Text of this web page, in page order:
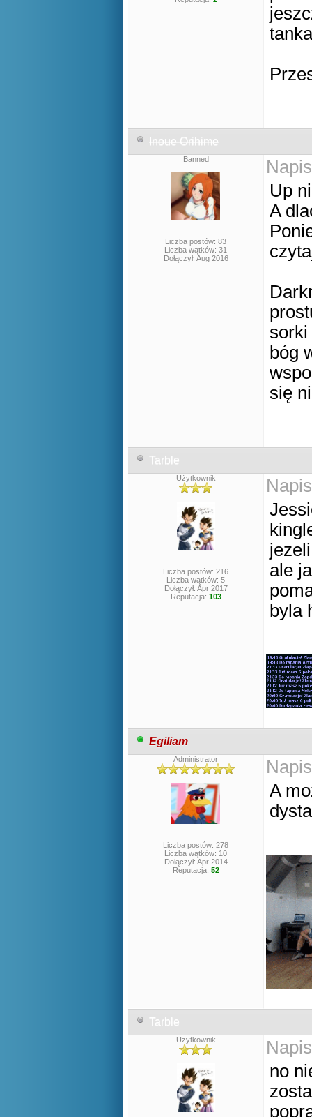
Inoue Orihime
Banned
Liczba postów: 83
Liczba wątków: 31
Dołączył: Aug 2016
Up
A
sorki
bóg
się
Tarble
Użytkownik
Liczba postów: 216
Liczba wątków: 5
Dołączył: Apr 2017
Reputacja: 103
ale
byla
Egiliam
Administrator
Liczba postów: 278
Liczba wątków: 10
Dołączył: Apr 2014
Reputacja: 52
A
Tarble
Użytkownik
no